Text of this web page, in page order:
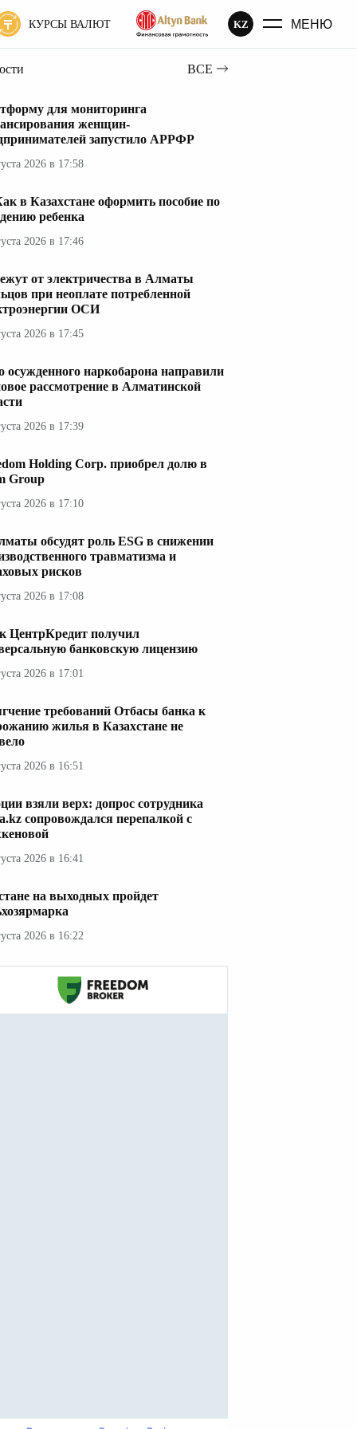
КУРСЫ ВАЛЮТ KZ МЕНЮ
ВСЕ
для мониторинга
женщин-
запустило АРРФР
2026 в 17:58
в Казахстане оформить пособие по
ребенка
2026 в 17:46
от электричества в Алматы
при неоплате потребленной
ОСИ
2026 в 17:45
осужденного наркобарона направили
рассмотрение в Алматинской
2026 в 17:39
Holding Corp. приобрел долю в
Group
2026 в 17:10
обсудят роль ESG в снижении
травматизма и
рисков
2026 в 17:08
ЦентрКредит получил
банковскую лицензию
2026 в 17:01
требований Отбасы банка к
жилья в Казахстане не
2026 в 16:51
взяли верх: допрос сотрудника
сопровождался перепалкой с
2026 в 16:41
на выходных пройдет
2026 в 16:22